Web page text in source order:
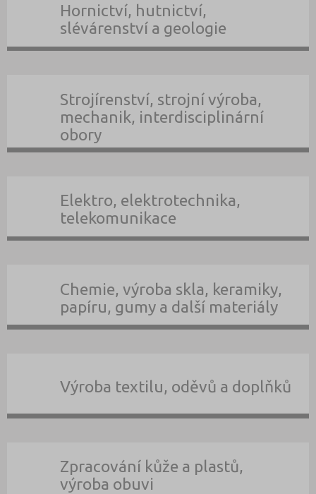
Hornictví, hutnictví,
slévárenství a geologie
Strojírenství, strojní výroba,
mechanik, interdisciplinární
obory
Elektro, elektrotechnika,
telekomunikace
Chemie, výroba skla, keramiky,
papíru, gumy a další materiály
Výroba textilu, oděvů a doplňků
Zpracování kůže a plastů,
výroba obuvi